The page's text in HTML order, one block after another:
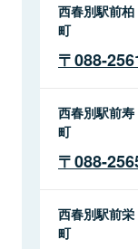
西春別駅前柏
町
088-
西春別駅前寿
町
088-
西春別駅前栄
町